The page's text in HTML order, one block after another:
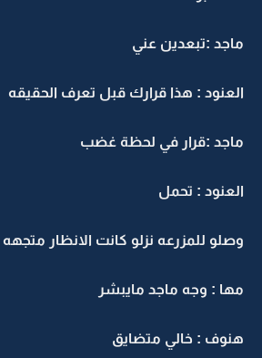
ماجد :تبعدين عني
العنود : هذا قرارك قبل تعرف الحقيقه
ماجد :قرار في لحظة غضب
العنود : تحمل
وصلو للمزرعه نزلو كانت الانظار متجهه
مها : وجه ماجد مايبشر
هنوف : خالي متضايق